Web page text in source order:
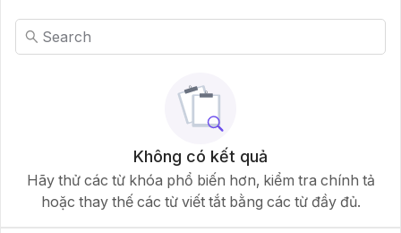
Không có kết quả
Hãy thử các từ khóa phổ biến hơn, kiểm tra chính tả
hoặc thay thế các từ viết tắt bằng các từ đầy đủ.